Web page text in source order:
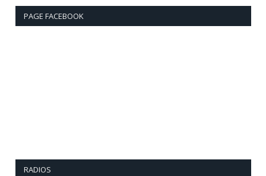
PAGE FACEBOOK
RADIOS